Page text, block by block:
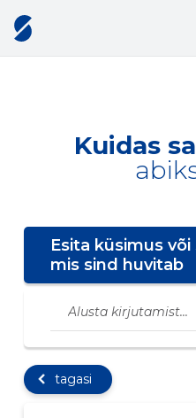
Kuidas
Esita küsimus
mis sind huvitab
tagasi